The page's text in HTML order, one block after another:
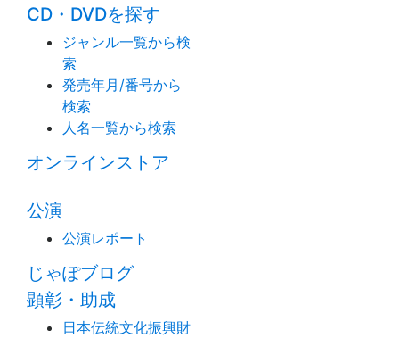
CD・DVDを探す
ジャンル一覧から検
索
発売年月/番号から
検索
人名一覧から検索
オンラインストア
公演
公演レポート
じゃぽブログ
顕彰・助成
日本伝統文化振興財